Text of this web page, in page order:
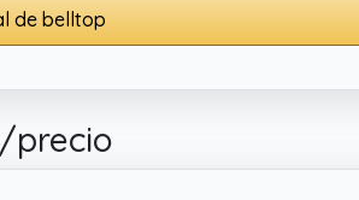
de belltop
precio